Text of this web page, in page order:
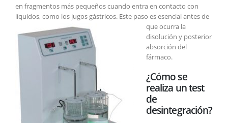
en fragmentos más pequeños cuando entra en contacto con
líquidos, como los jugos gástricos. Este paso es esencial antes de
que ocurra la
disolución y posterior
absorción del
fármaco.
¿Cómo se
realiza un test
de
desintegración?